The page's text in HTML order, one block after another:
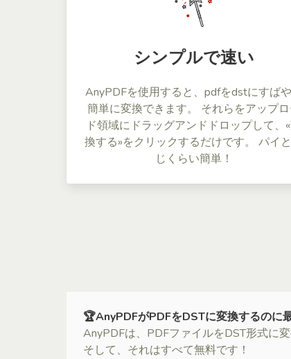
シンプルで速い
AnyPDFを使用すると、pdfをdstにすばや
簡単に変換できます。 それらをアップ
ド領域にドラッグアンドドロップして、
換する»をクリックするだけです。 パイ
じくらい簡単！
🏆AnyPDFがPDFをDSTに変換するのに
AnyPDFは、PDFファイルをDST形式に
そして、それはすべて無料です！